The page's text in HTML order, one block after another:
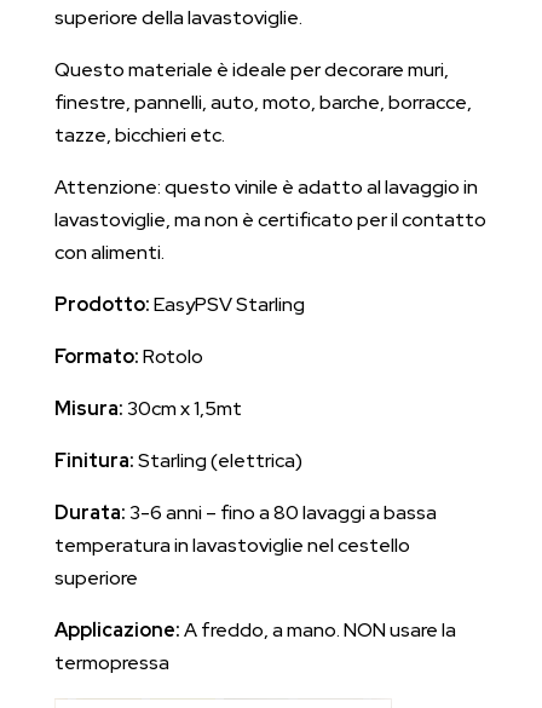
superiore della lavastoviglie.
Questo materiale è ideale per decorare muri,
finestre, pannelli, auto, moto, barche, borracce,
tazze, bicchieri etc.
Attenzione: questo vinile è adatto al lavaggio in
lavastoviglie, ma non è certificato per il contatto
con alimenti.
Prodotto:EasyPSV Starling
Formato:Rotolo
Misura: 30cm x 1,5mt
Finitura:Starling (elettrica)
Durata: 3-6 anni – fino a 80 lavaggi a bassa
temperatura in lavastoviglie nel cestello
superiore
Applicazione:A freddo, a mano. NON usare la
termopressa